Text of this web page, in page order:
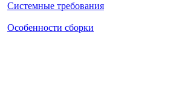
Системные требования
Особенности сборки